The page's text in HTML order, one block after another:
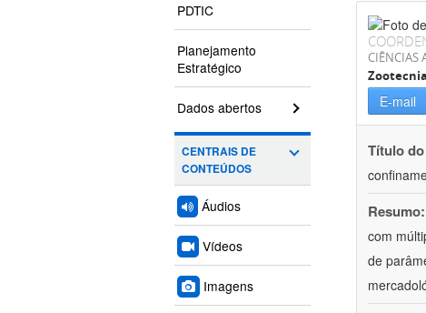
PDTIC
Planejamento
Estratégico
Dados abertos
CENTRAIS DE
CONTEÚDOS
Áudios
Vídeos
Imagens
CIÊNCIAS
Zootecnia
E-mail
Título
Resumo:
com
de